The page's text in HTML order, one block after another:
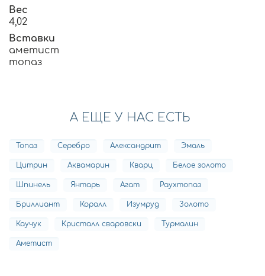
Вес
4,02
Вставки
аметист
топаз
А ЕЩЕ У НАС ЕСТЬ
Топаз Серебро Александрит Эмаль
Цитрин Аквамарин Кварц Белое золото
Шпинель Янтарь Агат Раухтопаз
Бриллиант Коралл Изумруд Золото
Каучук Кристалл сваровски Турмалин
Аметист